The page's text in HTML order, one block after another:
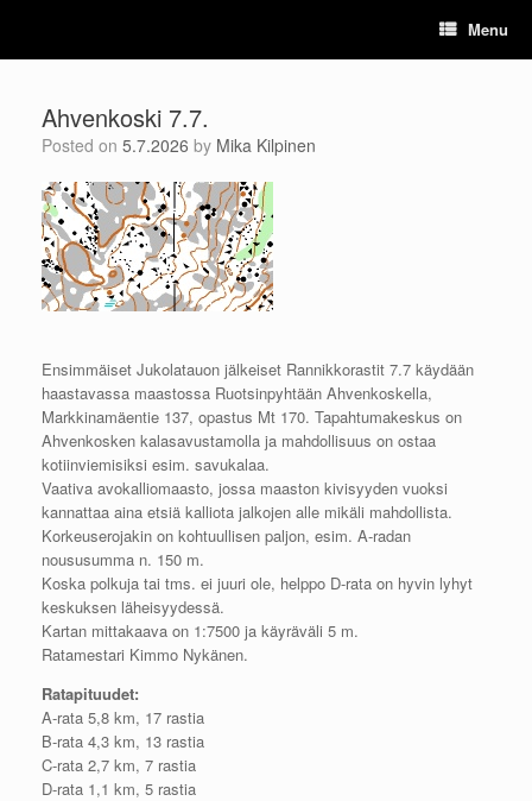
content
Menu
Ahvenkoski 7.7.
Posted on 5.7.2026 by Mika Kilpinen
Ensimmäiset Jukolatauon jälkeiset Rannikkorastit 7.7 käydään
haastavassa maastossa Ruotsinpyhtään Ahvenkoskella,
Markkinamäentie 137, opastus Mt 170. Tapahtumakeskus on
Ahvenkosken kalasavustamolla ja mahdollisuus on ostaa
kotiinviemisiksi esim. savukalaa.
Vaativa avokalliomaasto, jossa maaston kivisyyden vuoksi
kannattaa aina etsiä kalliota jalkojen alle mikäli mahdollista.
Korkeuserojakin on kohtuullisen paljon, esim. A-radan
noususumma n. 150 m.
Koska polkuja tai tms. ei juuri ole, helppo D-rata on hyvin lyhyt
keskuksen läheisyydessä.
Kartan mittakaava on 1:7500 ja käyräväli 5 m.
Ratamestari Kimmo Nykänen.
Ratapituudet:
A-rata 5,8 km, 17 rastia
B-rata 4,3 km, 13 rastia
C-rata 2,7 km, 7 rastia
D-rata 1,1 km, 5 rastia